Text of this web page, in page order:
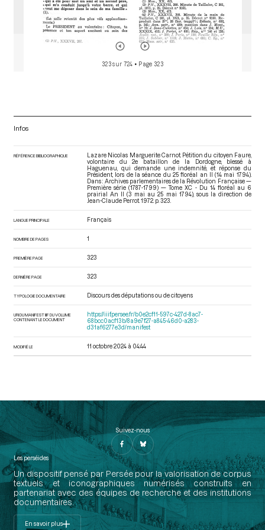
323 sur 724 • Page 323
Infos
RÉFÉRENCE BIBLIOGRAPHIQUE
Lazare Nicolas Marguerite Carnot. Pétition du citoyen Faure,
volontaire du 2e bataillon de la Dordogne, blessé à
Haguenau, qui demande une indemnité, et réponse du
Président, lors de la séance du 25 floréal an II (14 mai 1794).
Dans : Archives parlementaires de la Révolution Française —
Première série (1787-1799) — Tome XC - Du 14 floréal au 6
prairial An II (3 mai au 25 mai 1794), sous la direction de
Jean-Claude Perrot. 1972. p. 323.
LANGUE PRINCIPALE Français
NOMBRE DE PAGES 1
PREMIÈRE PAGE 323
DERNIÈRE PAGE 323
TYPOLOGIE DOCUMENTAIRE Discours des députations ou de citoyens
URI DU MANIFEST IIIF DU VOLUME
CONTENANT LE DOCUMENT
https://iiif.persee.fr/b0e2cf11-597c-427d-8ac7-
68bcc0acf13b/8a9e7f27-a845-46d0-a283-
d31af6277e3d/manifest
MODIFIÉ LE 11 octobre 2024 à 04:44
Suivez-nous
Les perséides
Un dispositif pensé par Persée pour la valorisation de corpus
textuels et iconographiques numérisés construits en
partenariat avec des équipes de recherche et des institutions
documentaires.
En savoir plus